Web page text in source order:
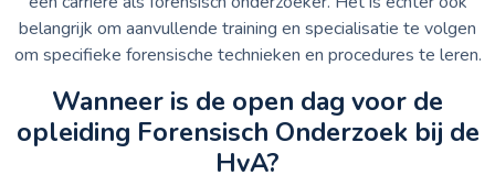
belangrijk om aanvullende training en specialisatie te volgen
om specifieke forensische technieken en procedures te leren.
Wanneer is de open dag voor de
opleiding Forensisch Onderzoek bij de
HvA?